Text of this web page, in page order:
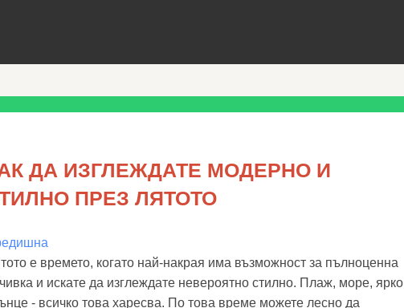
ДА ИЗГЛЕЖДАТЕ МОДЕРНО И
ПРЕЗ ЛЯТОТО
е времето, когато най-накрая има възможност за пълноценна
и искате да изглеждате невероятно стилно. Плаж, море, ярко
- всичко това харесва. По това време можете лесно да